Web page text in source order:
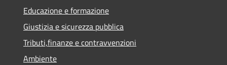
Educazione e formazione
Giustizia e sicurezza pubblica
Tributi,finanze e contravvenzioni
Ambiente